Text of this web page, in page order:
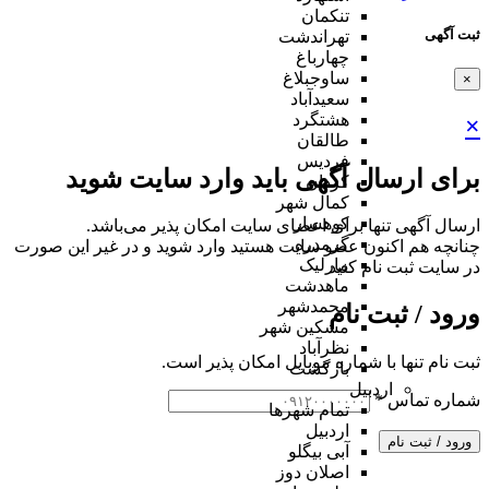
ثبت آگهی
×
×
برای ارسال آگهی باید وارد سایت شوید
ارسال آگهی تنها برای اعضای سایت امکان پذیر می‌باشد.
چنانچه هم‌ اکنون عضو سایت هستید وارد شوید و در غیر این صورت
در سایت ثبت نام کنید
ورود / ثبت نام
ثبت نام تنها با شماره موبایل امکان پذیر است.
شماره تماس*
ورود / ثبت نام
تنکمان
تهراندشت
چهارباغ
ساوجبلاغ
سعیدآباد
هشتگرد
طالقان
فردیس
کردان
کمال شهر
کوهسار
گرمدره
مارلیک
ماهدشت
محمدشهر
مشکین شهر
نظرآباد
بازگشت
اردبیل
تمام شهر‌ها
اردبیل
آبی بیگلو
اصلان دوز